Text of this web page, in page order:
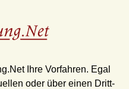
Ihre Vorfahren. Egal
oder über einen Dritt-